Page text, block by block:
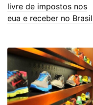
livre de impostos nos
eua e receber no Brasil